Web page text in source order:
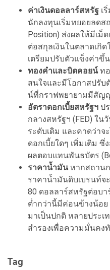
ค่าเงินดอลลาร์สหรัฐ เ
นักลงทุนเริ่มทยอยลดส
Position) ส่งผลให้มีเม็
ต่อสกุลเงินในตลาดเกิด
เตรียมปรับตัวแข็งค่าขึ้น
ทองคำและบิตคอยน์ทอ
สนใจและมีโอกาสปรับ
น์ที่กราฟพยายามมีสั
อัตราดอกเบี้ยสหรัฐฯ ป
กลางสหรัฐฯ (FED) ใน
ระดับเดิม และคาดว่า
ดอกเบี้ยใดๆ เพิ่มเติม
ผลตอบแทนพันธบัตร
ราคาน้ำมันหากสถาน
ราคาน้ำมันดิบเบรนท์จ
80 ดอลลาร์สหรัฐต่อบา
ต่ำกว่านี้มีค่อนข้างน้อย
มาเป็นปกติ หลายประ
สำรองเพื่อความมั่นคง
Tag